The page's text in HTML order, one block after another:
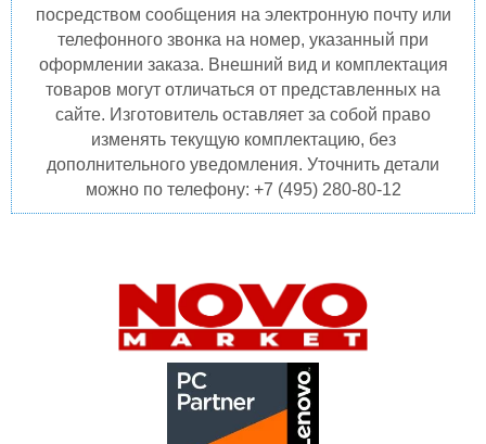
посредством сообщения на электронную почту или
телефонного звонка на номер, указанный при
оформлении заказа. Внешний вид и комплектация
товаров могут отличаться от представленных на
сайте. Изготовитель оставляет за собой право
изменять текущую комплектацию, без
дополнительного уведомления. Уточнить детали
можно по телефону: +7 (495) 280-80-12